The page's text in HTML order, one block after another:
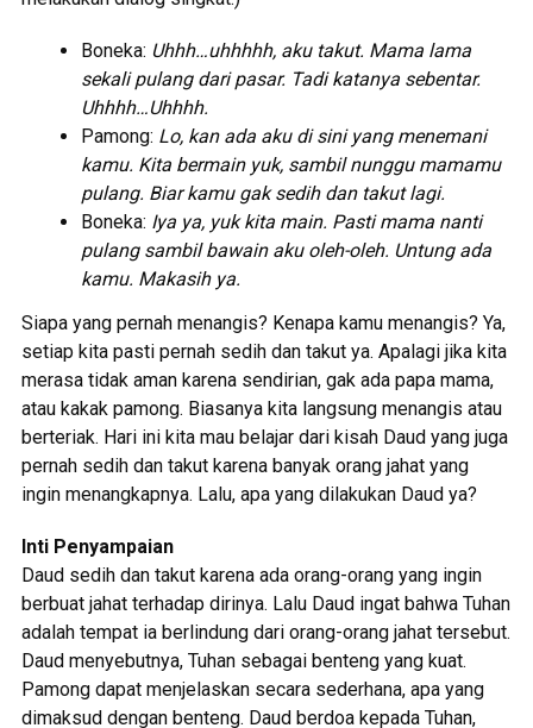
Boneka: Uhhh…uhhhhh, aku takut. Mama lama
sekali pulang dari pasar. Tadi katanya sebentar.
Uhhhh…Uhhhh.
Pamong: Lo, kan ada aku di sini yang menemani
kamu. Kita bermain yuk, sambil nunggu mamamu
pulang. Biar kamu gak sedih dan takut lagi.
Boneka: Iya ya, yuk kita main. Pasti mama nanti
pulang sambil bawain aku oleh-oleh. Untung ada
kamu. Makasih ya.
Siapa yang pernah menangis? Kenapa kamu menangis? Ya,
setiap kita pasti pernah sedih dan takut ya. Apalagi jika kita
merasa tidak aman karena sendirian, gak ada papa mama,
atau kakak pamong. Biasanya kita langsung menangis atau
berteriak. Hari ini kita mau belajar dari kisah Daud yang juga
pernah sedih dan takut karena banyak orang jahat yang
ingin menangkapnya. Lalu, apa yang dilakukan Daud ya?
Inti Penyampaian
Daud sedih dan takut karena ada orang-orang yang ingin
berbuat jahat terhadap dirinya. Lalu Daud ingat bahwa Tuhan
adalah tempat ia berlindung dari orang-orang jahat tersebut.
Daud menyebutnya, Tuhan sebagai benteng yang kuat.
Pamong dapat menjelaskan secara sederhana, apa yang
dimaksud dengan benteng. Daud berdoa kepada Tuhan,